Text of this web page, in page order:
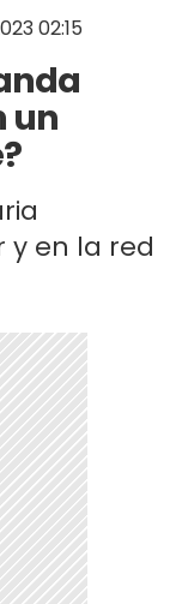
02:15
un
en la red